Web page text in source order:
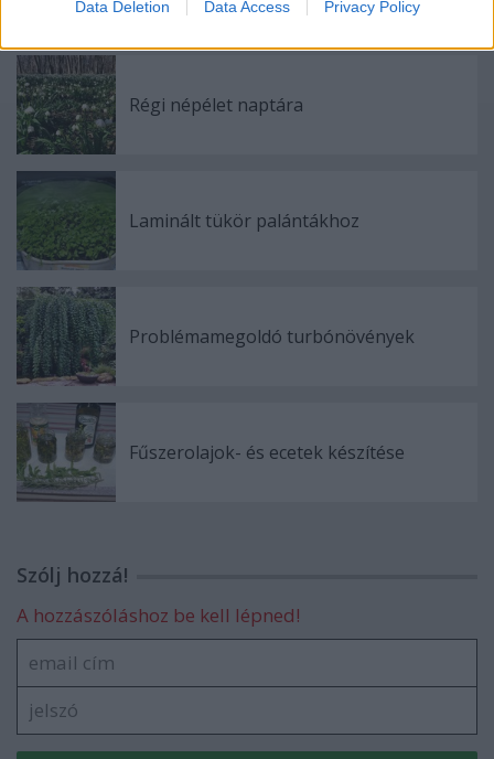
Data Deletion Data Access Privacy Policy
Régi népélet naptára
Laminált tükör palántákhoz
Problémamegoldó turbónövények
Fűszerolajok- és ecetek készítése
Szólj hozzá!
A hozzászóláshoz be kell lépned!